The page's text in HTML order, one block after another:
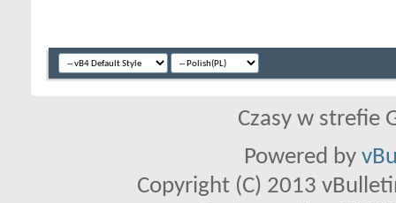
Czasy w strefie
Powered by
Copyright (C) 2013